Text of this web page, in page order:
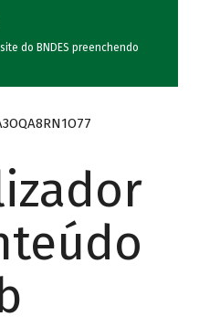
do BNDES preenchendo